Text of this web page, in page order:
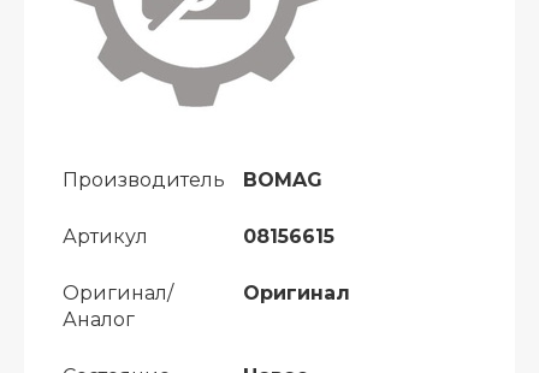
Производитель BOMAG
Артикул 08156615
Оригинал/
Аналог
Оригинал